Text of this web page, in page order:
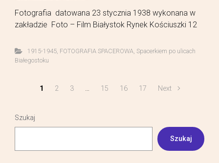
Fotografia datowana 23 stycznia 1938 wykonana w
zakładzie Foto – Film Białystok Rynek Kościuszki 12
1915-1945, FOTOGRAFIA SPACEROWA Spacerkiem po ulicach
Białegostoku
1 2 3 … 15 16 17 Next
Szukaj
Szukaj